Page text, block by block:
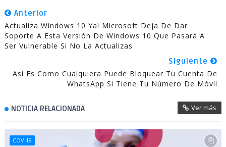
Anterior
Actualiza Windows 10 Ya! Microsoft Deja De Dar
Soporte A Esta Versión De Windows 10 Que Pasará A
Ser Vulnerable Si No La Actualizas
Siguiente
Así Es Como Cualquiera Puede Bloquear Tu Cuenta De
WhatsApp Si Tiene Tu Número De Móvil
NOTICIA RELACIONADA Ver más
COVI19